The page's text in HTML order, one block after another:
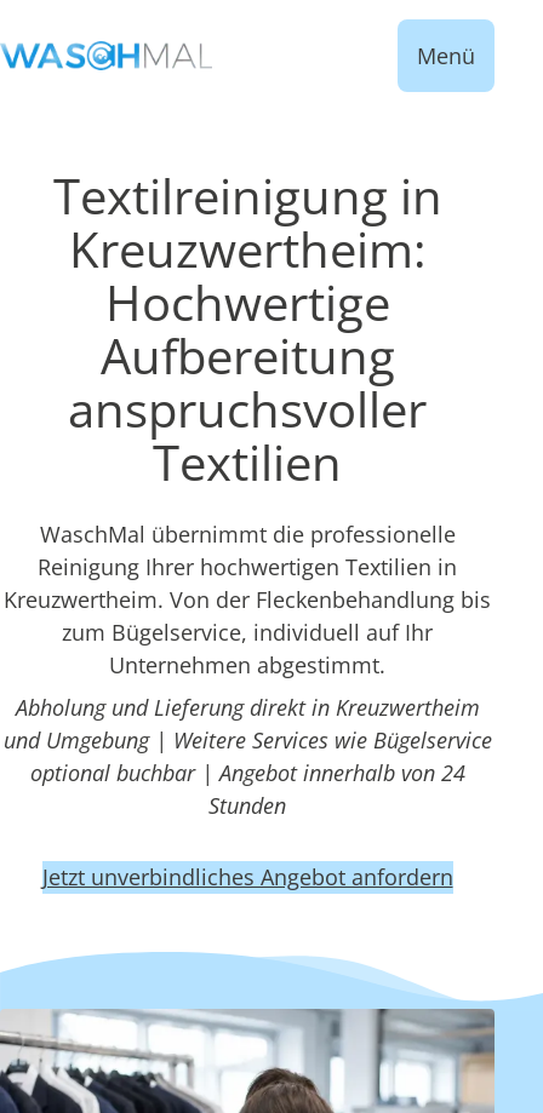
Menü
Textilreinigung in
Kreuzwertheim:
Hochwertige
Aufbereitung
anspruchsvoller
Textilien
WaschMal übernimmt die professionelle
Reinigung Ihrer hochwertigen Textilien in
Kreuzwertheim. Von der Fleckenbehandlung bis
zum Bügelservice, individuell auf Ihr
Unternehmen abgestimmt.
Abholung und Lieferung direkt in Kreuzwertheim
und Umgebung | Weitere Services wie Bügelservice
optional buchbar | Angebot innerhalb von 24
Stunden
Jetzt unverbindliches Angebot anfordern